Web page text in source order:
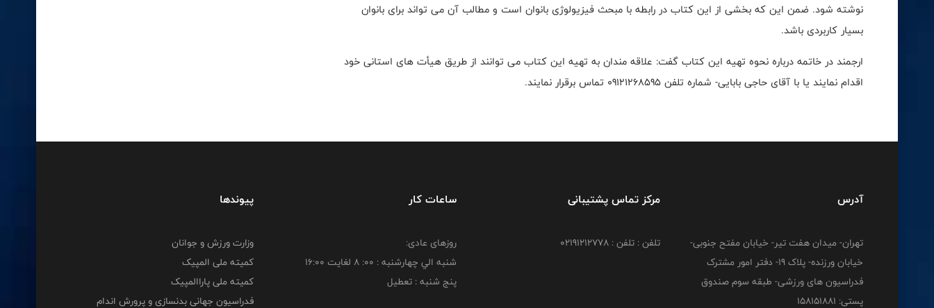
نوشته شود. ضمن این که بخشی از این کتاب در رابطه با مبحث فیزیولوژی بانوان است و مطالب آن می تواند برای بانوان
بسیار کاربردی باشد.
ارجمند در خاتمه درباره نحوه تهیه این کتاب گفت: علاقه مندان به تهیه این کتاب می توانند از طریق هیأت های استانی خود
اقدام نمایند یا با آقای حاجی بابایی- شماره تلفن 09121268595 تماس برقرار نمایند.
آدرس
تهران- میدان هفت تیر- خیابان مفتح جنوبی-
خیابان ورزنده- پلاک 19- دفتر امور مشترک
فدراسیون های ورزشی- طبقه سوم صندوق
پستی: 158151881
مرکز تماس پشتیبانی
تلفن : تلفن : 02191212778
ساعات کار
روزهای عادی:
شنبه الي چهارشنبه : 00: 8 لغايت 16:00
پنج شنبه : تعطیل
پیوندها
وزارت ورزش و جوانان
کمیته ملی المپیک
کمیته ملی پاراالمپیک
فدراسیون جهانی بدنسازی و پرورش اندام